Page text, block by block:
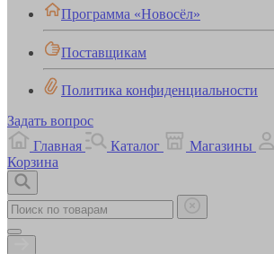
Программа «Новосёл»
Поставщикам
Политика конфиденциальности
Задать вопрос
Главная
Каталог Магазины
Корзина